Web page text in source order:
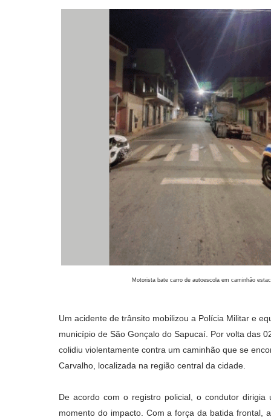
Motorista bate carro de autoescola em caminhão
Um acidente de trânsito mobilizou a Polícia Militar e
município de São Gonçalo do Sapucaí. Por volta das
colidiu violentamente contra um caminhão que se
Carvalho, localizada na região central da cidade.
De acordo com o registro policial, o condutor
momento do impacto. Com a força da batida frontal,